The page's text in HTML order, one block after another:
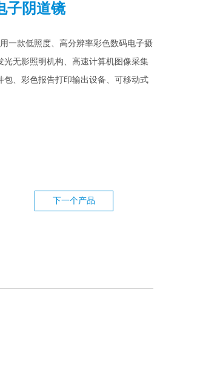
子阴道镜
一款低照度、高分辨率彩色数码电子摄
光无影照明机构、高速计算机图像采集
包、彩色报告打印输出设备、可移动式
下一个产品